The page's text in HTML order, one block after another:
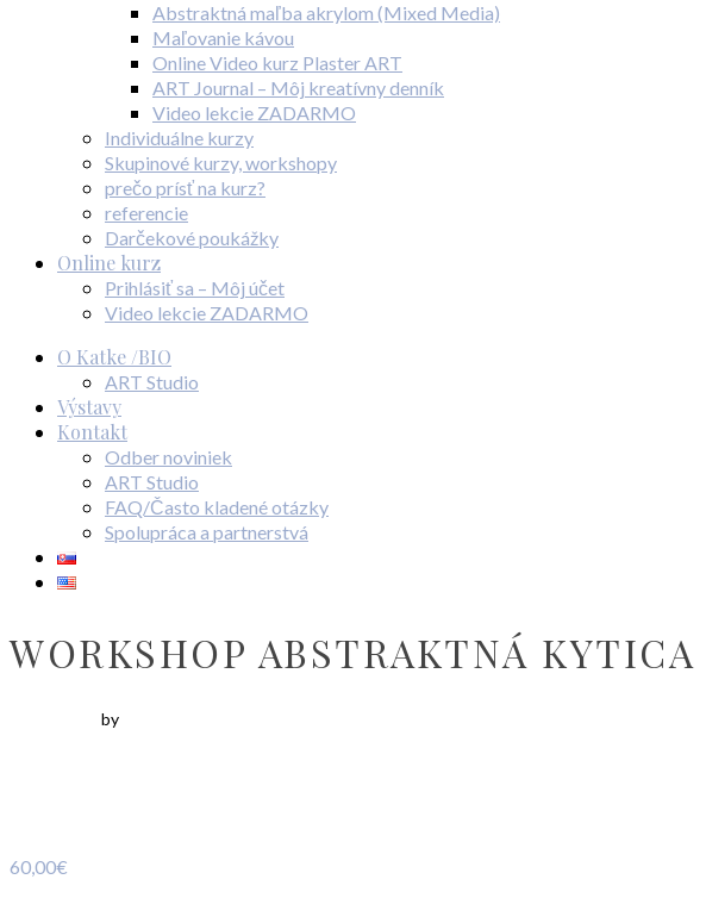
Abstraktná maľba akrylom (Mixed Media)
Maľovanie kávou
Online Video kurz Plaster ART
ART Journal – Môj kreatívny denník
Video lekcie ZADARMO
Individuálne kurzy
Skupinové kurzy, workshopy
prečo prísť na kurz?
referencie
Darčekové poukážky
Online kurz
Prihlásiť sa – Môj účet
Video lekcie ZADARMO
O Katke /BIO
ART Studio
Výstavy
Kontakt
Odber noviniek
ART Studio
FAQ/Často kladené otázky
Spolupráca a partnerstvá
WORKSHOP ABSTRAKTNÁ KYTICA
by
60,00€